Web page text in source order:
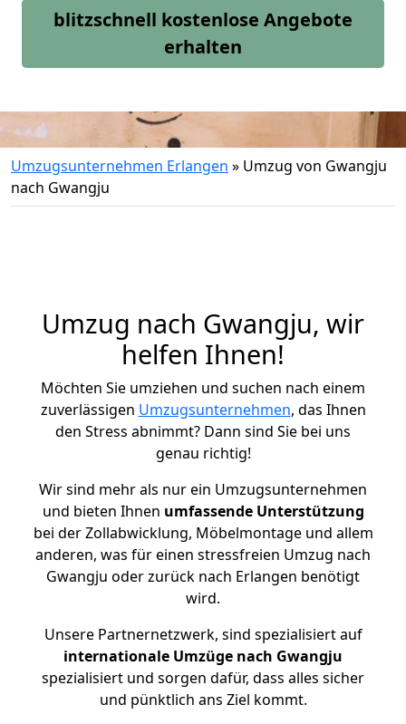
blitzschnell kostenlose Angebote
erhalten
Umzugsunternehmen Erlangen » Umzug von Gwangju
nach Gwangju
Umzug nach Gwangju, wir
helfen Ihnen!
Möchten Sie umziehen und suchen nach einem
zuverlässigen Umzugsunternehmen, das Ihnen
den Stress abnimmt? Dann sind Sie bei uns
genau richtig!
Wir sind mehr als nur ein Umzugsunternehmen
und bieten Ihnen umfassende Unterstützung
bei der Zollabwicklung, Möbelmontage und allem
anderen, was für einen stressfreien Umzug nach
Gwangju oder zurück nach Erlangen benötigt
wird.
Unsere Partnernetzwerk, sind spezialisiert auf
internationale Umzüge nach Gwangju
spezialisiert und sorgen dafür, dass alles sicher
und pünktlich ans Ziel kommt.